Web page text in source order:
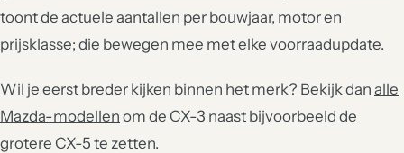
toont de actuele aantallen per bouwjaar, motor en
prijsklasse; die bewegen mee met elke voorraadupdate.
Wil je eerst breder kijken binnen het merk? Bekijk dan alle
Mazda-modellen om de CX-3 naast bijvoorbeeld de
grotere CX-5 te zetten.